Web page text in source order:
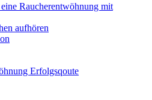
Raucherentwöhnung mit
aufhören
Erfolgsqoute